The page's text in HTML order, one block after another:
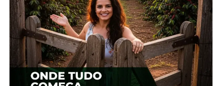
queda.
“Só Guarapuava deixou de produzir 42 mil
toneladas de cevada, só que depois, a qualidade é
pior ainda, porque a região de Guarapuava e Pinhão
é a mais tardia do nosso Núcleo e onde está a
maior concentração da produção”, apontou o